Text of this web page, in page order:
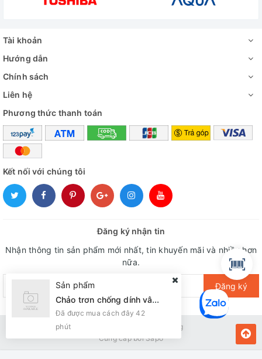
Tài khoản
Hướng dẫn
Chính sách
Liên hệ
Phương thức thanh toán
Kết nối với chúng tôi
Đăng ký nhận tin
Nhận thông tin sản phẩm mới nhất, tin khuyến mãi và nhiều hơn
nữa.
Đăng ký
Bản quyền thuộc về Kiến Vàng
Cung cấp bởiSapo
Sản phẩm
Chảo trơn chống dính vân đá Sunhouse eco SVE30 ( Đun ga)
Đã được mua cách đây 42
phút